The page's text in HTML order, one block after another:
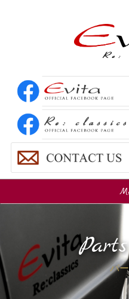
パーツ販売
買取査定
パ